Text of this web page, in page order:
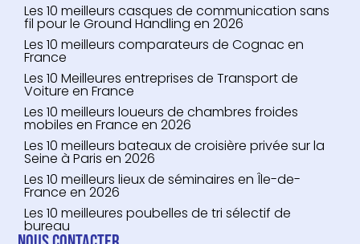
Les 10 meilleurs casques de communication sans
fil pour le Ground Handling en 2026
Les 10 meilleurs comparateurs de Cognac en
France
Les 10 Meilleures entreprises de Transport de
Voiture en France
Les 10 meilleurs loueurs de chambres froides
mobiles en France en 2026
Les 10 meilleurs bateaux de croisière privée sur la
Seine à Paris en 2026
Les 10 meilleurs lieux de séminaires en Île-de-
France en 2026
Les 10 meilleures poubelles de tri sélectif de
bureau